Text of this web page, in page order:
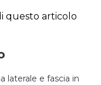
questo articolo
laterale e fascia in